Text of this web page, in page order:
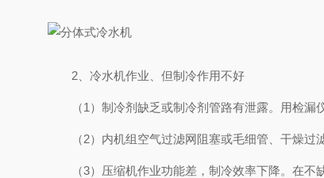
2、冷水机作业、但制冷作用不好
（1）制冷剂缺乏或制冷剂管路有泄露。用检漏
（2）内机组空气过滤网阻塞或毛细管、干燥过滤
（3）压缩机作业功能差，制冷效率下降。在不缺